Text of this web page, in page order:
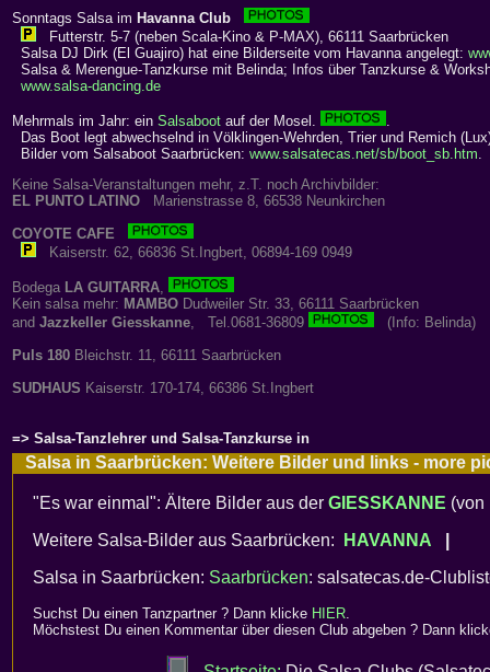
Sonntags Salsa im Havanna Club
Futterstr. 5-7 (neben Scala-Kino & P-MAX), 66111 Saarbrücken
Salsa DJ Dirk (El Guajiro) hat eine Bilderseite vom Havanna angelegt:
Salsa & Merengue-Tanzkurse mit Belinda; Infos über Tanzkurse &
www.salsa-dancing.de
Mehrmals im Jahr: ein Salsaboot auf der Mosel.
.
Das Boot legt abwechselnd in Völklingen-Wehrden, Trier und Remich
Bilder vom Salsaboot Saarbrücken: www.salsatecas.net/sb/boot_sb.htm.
Keine Salsa-Veranstaltungen mehr, z.T. noch Archivbilder:
EL PUNTO LATINO Marienstrasse 8, 66538 Neunkirchen
COYOTE CAFE
Kaiserstr. 62, 66836 St.Ingbert, 06894-169 0949
Bodega LA GUITARRA,
Kein salsa mehr: MAMBO Dudweiler Str. 33, 66111 Saarbrücken
and Jazzkeller Giesskanne, Tel.0681-36809
(Info: Belinda)
Puls 180 Bleichstr. 11, 66111 Saarbrücken
SUDHAUS Kaiserstr. 170-174, 66386 St.Ingbert
=> Salsa-Tanzlehrer und Salsa-Tanzkurse in
Salsa in Saarbrücken: Weitere Bilder und links - more
"Es war einmal": Ältere Bilder aus der GIESSKANNE (von
Weitere Salsa-Bilder aus Saarbrücken:
HAVANNA
Salsa in Saarbrücken: Saarbrücken: salsatecas.de-
Suchst Du einen Tanzpartner ? Dann klicke HIER.
Möchstest Du einen Kommentar über diesen Club abgeben ? Dann